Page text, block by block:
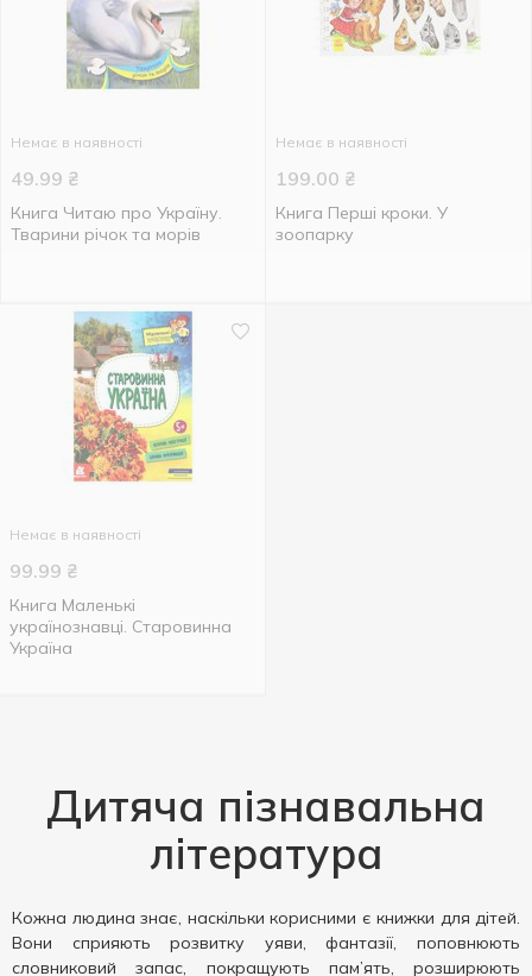
Немає в наявності
49.99 ₴
Книга Читаю про Україну.
Тварини річок та морів
Немає в наявності
199.00 ₴
Книга Перші кроки. У
зоопарку
Немає в наявності
99.99 ₴
Книга Маленькі
українознавці. Старовинна
Україна
Дитяча пізнавальна
література
Кожна людина знає, наскільки корисними є книжки для дітей.
Вони сприяють розвитку уяви, фантазії, поповнюють
словниковий запас, покращують пам’ять, розширюють